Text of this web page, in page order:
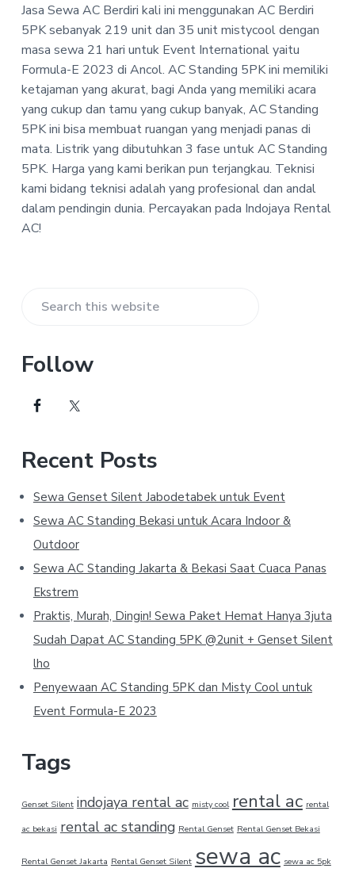
-
I
n
d
o
j
a
y
a
R
e
n
t
a
l
A
C
Jasa Sewa AC Berdiri kali ini menggunakan AC Berdiri
5PK sebanyak 219 unit dan 35 unit mistycool dengan
masa sewa 21 hari untuk Event International yaitu
Formula-E 2023 di Ancol. AC Standing 5PK ini memiliki
ketajaman yang akurat, bagi Anda yang memiliki acara
yang cukup dan tamu yang cukup banyak, AC Standing
5PK ini bisa membuat ruangan yang menjadi panas di
mata. Listrik yang dibutuhkan 3 fase untuk AC Standing
5PK. Harga yang kami berikan pun terjangkau. Teknisi
kami bidang teknisi adalah yang profesional dan andal
dalam pendingin dunia. Percayakan pada Indojaya Rental
AC!
Primary
Search
website
Follow
Recent Posts
Sewa Genset Silent Jabodetabek untuk Event
Sewa AC Standing Bekasi untuk Acara Indoor &
Outdoor
Sewa AC Standing Jakarta & Bekasi Saat Cuaca Panas
Ekstrem
Praktis, Murah, Dingin! Sewa Paket Hemat Hanya 3juta
Sudah Dapat AC Standing 5PK @2unit + Genset Silent
lho
Penyewaan AC Standing 5PK dan Misty Cool untuk
Event Formula-E 2023
Tags
Genset Silent indojaya rental ac misty cool rental ac rental
ac bekasi rental ac standing Rental Genset Rental Genset Bekasi
Rental Genset Jakarta Rental Genset Silent sewa ac sewa ac 5pk